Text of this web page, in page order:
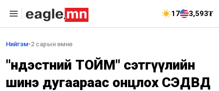
17 3,593₮
Нийгэм•2 сарын өмнө
"Үндэстний ТОЙМ" сэтгүүлийн
шинэ дугаараас онцлох СЭДВҮҮД